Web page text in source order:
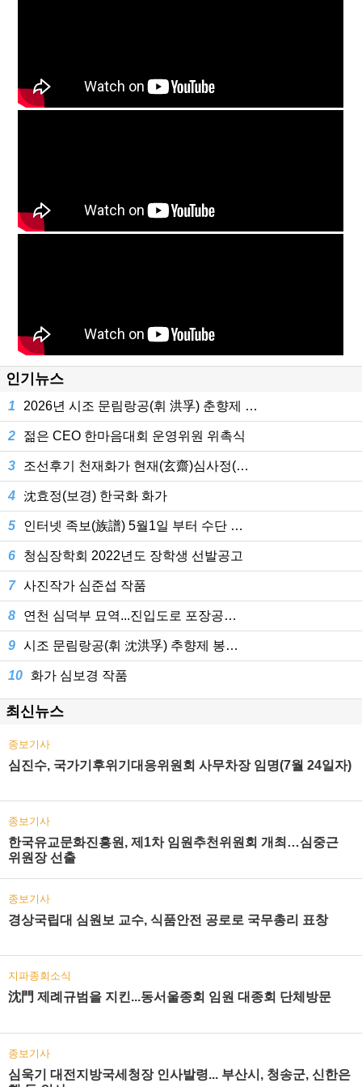
인기뉴스
1 2026년 시조 문림랑공(휘 洪孚) 춘향제 …
2 젊은 CEO 한마음대회 운영위원 위촉식
3 조선후기 천재화가 현재(玄齋)심사정(…
4 沈효정(보경) 한국화 화가
5 인터넷 족보(族譜) 5월1일 부터 수단 …
6 청심장학회 2022년도 장학생 선발공고
7 사진작가 심준섭 작품
8 연천 심덕부 묘역...진입도로 포장공…
9 시조 문림랑공(휘 沈洪孚) 추향제 봉…
10 화가 심보경 작품
최신뉴스
종보기사
심진수, 국가기후위기대응위원회 사무차장 임명(7월 24일자)
종보기사
한국유교문화진흥원, 제1차 임원추천위원회 개최…심중근
위원장 선출
종보기사
경상국립대 심원보 교수, 식품안전 공로로 국무총리 표창
지파종회소식
沈門 제례규범을 지킨...동서울종회 임원 대종회 단체방문
종보기사
심욱기 대전지방국세청장 인사발령... 부산시, 청송군, 신한은